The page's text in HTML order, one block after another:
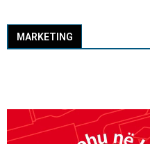
MARKETING